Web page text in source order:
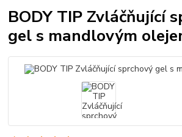
BODY TIP Zvláčňující
gel s mandlovým